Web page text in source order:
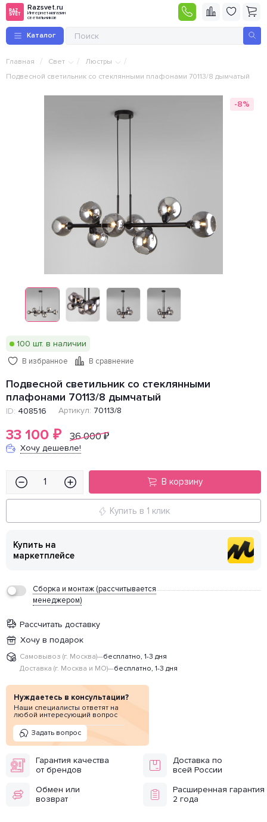
Razsvet.ru
Интернет-магазин
светильников
Каталог
Главная / Свет / Люстры /
Подвесной светильник со стеклянными плафонами 70113/8 дымчатый
-8%
100 шт. в наличии
В избранное В сравнение
Подвесной светильник со стеклянными
плафонами 70113/8 дымчатый
ID: 408516 Артикул: 70113/8
33 100 ₽ 36 000₽
Хочу дешевле!
В корзину
Купить в 1 клик
Купить на
маркетплейсе
Сборка и монтаж (рассчитывается
менеджером)
Рассчитать доставку
Хочу в подарок
Самовывоз (г. Москва)—бесплатно, 1-3 дня
Доставка (г. Москва и МО)—бесплатно, 1-3 дня
Нуждаетесь в консультации?
Наши специалисты ответят на
любой интересующий вопрос
Задать вопрос
Гарантия качества
от брендов
Доставка по
всей России
Обмен или
возврат
Расширенная гарантия
2 года